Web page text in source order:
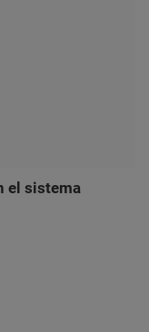
el sistema